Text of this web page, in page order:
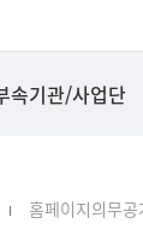
속기관/사업단
직팀홈페이지의무공